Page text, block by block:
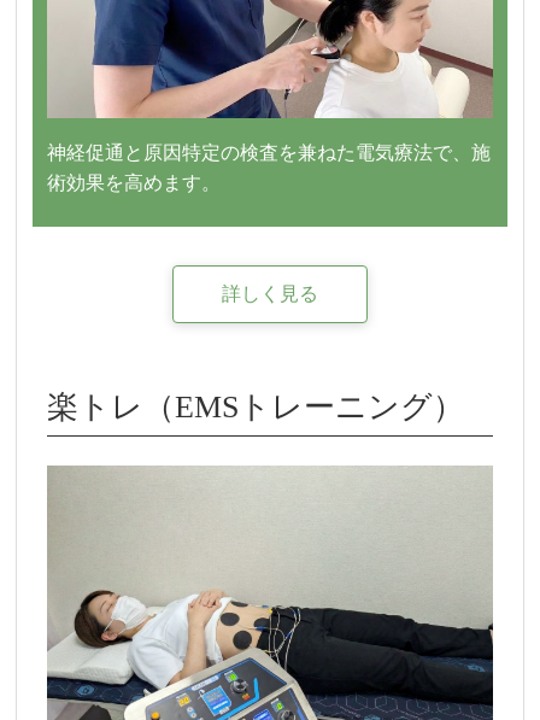
神経促通と原因特定の検査を兼ねた電気療法で、施
術効果を高めます。
詳しく見る
楽トレ（EMSトレーニング）